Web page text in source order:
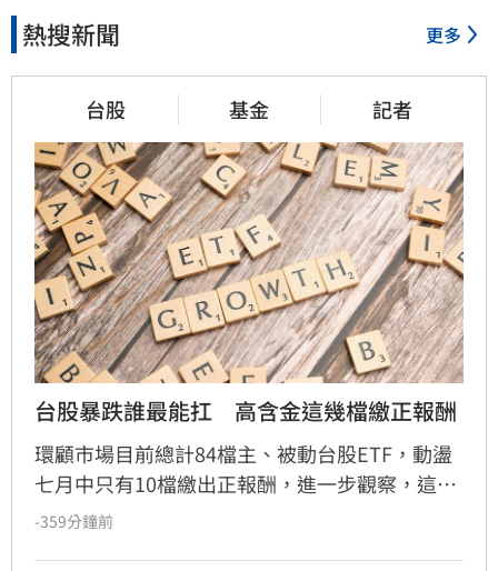
熱搜新聞 更多
台股 基金 記者
台股暴跌誰最能扛　高含金這幾檔繳正報酬
環顧市場目前總計84檔主、被動台股ETF，動盪
七月中只有10檔繳出正報酬，進一步觀察，這10
檔突圍的ETF都有雙位數權重的金融股，在電子
-359分鐘前